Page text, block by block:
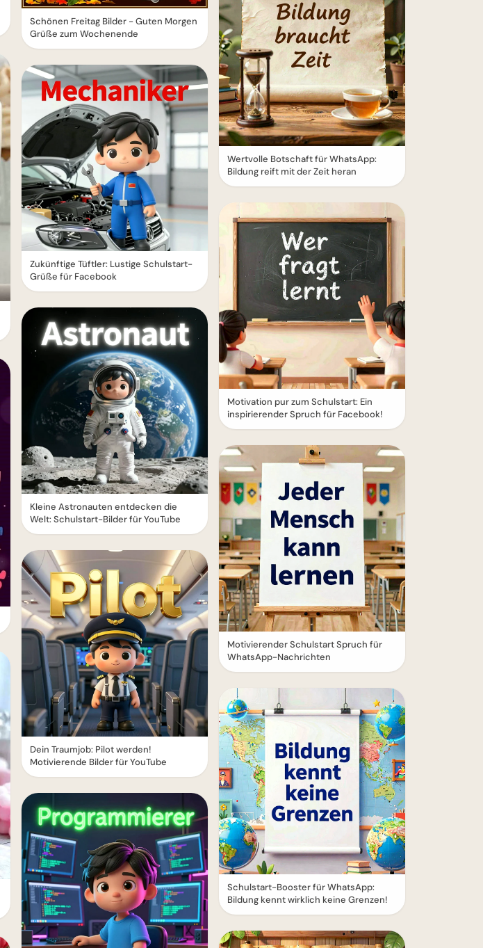
Schönen Freitag Bilder - Guten Morgen
Grüße zum Wochenende
Zukünftige Tüftler: Lustige Schulstart-
Grüße für Facebook
Kleine Astronauten entdecken die
Welt: Schulstart-Bilder für YouTube
Dein Traumjob: Pilot werden!
Motivierende Bilder für YouTube
Wertvolle Botschaft für WhatsApp:
Bildung reift mit der Zeit heran
Motivation pur zum Schulstart: Ein
inspirierender Spruch für Facebook!
Motivierender Schulstart Spruch für
WhatsApp-Nachrichten
Schulstart-Booster für WhatsApp:
Bildung kennt wirklich keine Grenzen!